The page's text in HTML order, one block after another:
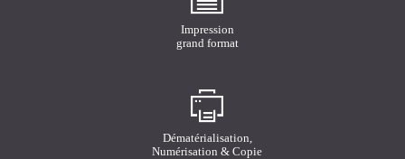
Impression
grand format
Dématérialisation,
Numérisation & Copie